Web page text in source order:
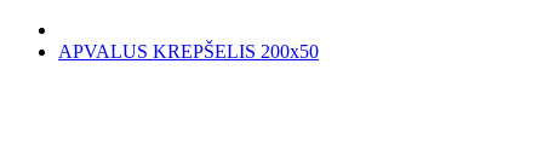
APVALUS KREPŠELIS 200x50